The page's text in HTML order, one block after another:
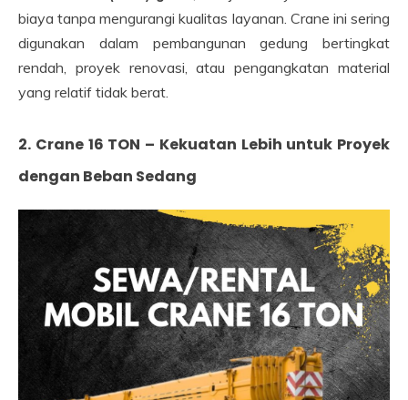
biaya tanpa mengurangi kualitas layanan. Crane ini sering
digunakan dalam pembangunan gedung bertingkat
rendah, proyek renovasi, atau pengangkatan material
yang relatif tidak berat.
2. Crane 16 TON – Kekuatan Lebih untuk Proyek
dengan Beban Sedang